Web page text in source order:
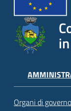
Organi di governo